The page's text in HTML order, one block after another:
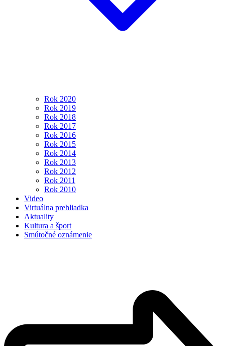
Rok 2020
Rok 2019
Rok 2018
Rok 2017
Rok 2016
Rok 2015
Rok 2014
Rok 2013
Rok 2012
Rok 2011
Rok 2010
Video
Virtuálna prehliadka
Aktuality
Kultura a šport
Smútočné oznámenie